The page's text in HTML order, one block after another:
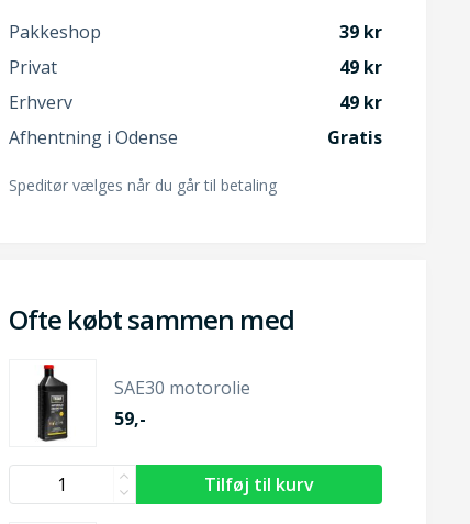
Pakkeshop
39
Privat
49
Erhverv
49
Afhentning i Odense
Gratis
Speditør vælges når du går til betaling
Ofte købt sammen med
SAE30 motorolie
59,-